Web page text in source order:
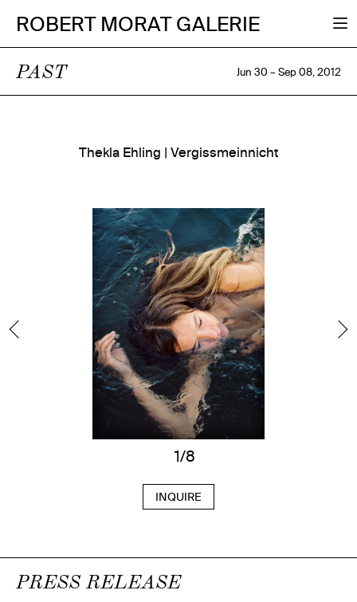
ROBERT MORAT GALERIE
PAST Jun 30 – Sep 08, 2012
Thekla Ehling | Vergissmeinnicht
1/8
INQUIRE
PRESS RELEASE